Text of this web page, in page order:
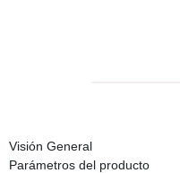
Visión General
Parámetros del producto